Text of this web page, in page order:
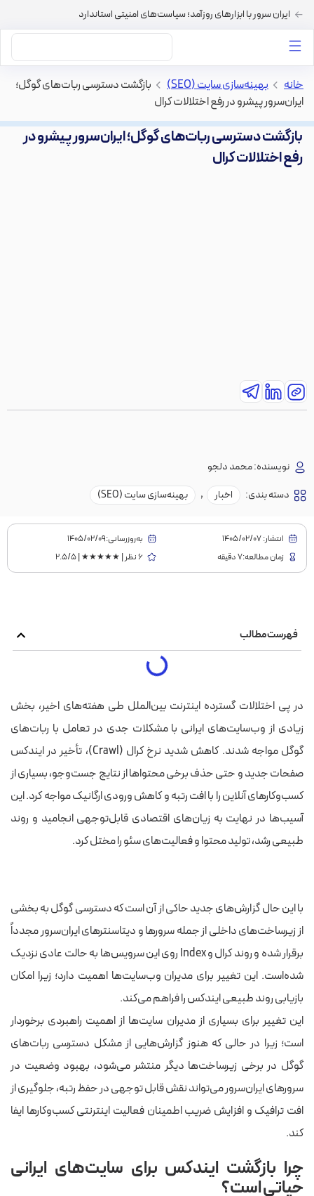
ایران سرور با ابزارهای روزآمد؛ سیاست‌های امنیتی استاندارد
خانه > بهینه‌سازی سایت (SEO) > بازگشت دسترسی ربات‌های گوگل؛
ایران‌سرور پیشرو در رفع اختلالات کرال
بازگشت دسترسی ربات‌های گوگل؛ ایران‌سرور پیشرو در
رفع اختلالات کرال
نویسنده:محمد دلجو
دسته بندی:
اخبار , بهینه‌سازی سایت (SEO)
انتشار:1405/02/07
به‌روز‌رسانی:۱۴۰۵/۰۲/۰۹
زمان مطالعه:7 دقیقه
6 نظر | ★★★★★ | 2.5/5
فهرست مطالب
در پی اختلالات گسترده اینترنت بین‌الملل طی هفته‌های اخیر، بخش
زیادی از وب‌سایت‌های ایرانی با مشکلات جدی در تعامل با ربات‌های
گوگل مواجه شدند. کاهش شدید نرخ کرال (Crawl)، تأخیر در ایندکس
صفحات جدید و حتی حذف برخی محتواها از نتایج جست‌وجو، بسیاری از
کسب‌وکارهای آنلاین را با افت رتبه و کاهش ورودی ارگانیک مواجه کرد. این
آسیب‌ها در نهایت به زیان‌های اقتصادی قابل‌توجهی انجامید و روند
طبیعی رشد، تولید محتوا و فعالیت‌های سئو را مختل کرد.
با این حال گزارش‌های جدید حاکی از آن است که دسترسی گوگل به بخشی
از زیرساخت‌های داخلی از جمله سرورها و دیتاسنترهای ایران‌سرور مجدداً
برقرار شده و روند کرال و Index روی این سرویس‌ها به حالت عادی نزدیک
شده‌است. این تغییر برای مدیران وب‌سایت‌ها اهمیت دارد؛ زیرا امکان
بازیابی روند طبیعی ایندکس را فراهم می‌کند.
این تغییر برای بسیاری از مدیران سایت‌ها از اهمیت راهبردی برخوردار
است؛ زیرا در حالی که هنوز گزارش‌هایی از مشکل دسترسی ربات‌های
گوگل در برخی زیرساخت‌ها دیگر منتشر می‌شود، بهبود وضعیت در
سرورهای ایران‌سرور می‌تواند نقش قابل توجهی در حفظ رتبه، جلوگیری از
افت ترافیک و افزایش ضریب اطمینان فعالیت اینترنتی کسب‌وکارها ایفا
کند.
چرا بازگشت ایندکس برای سایت‌های ایرانی
حیاتی است؟